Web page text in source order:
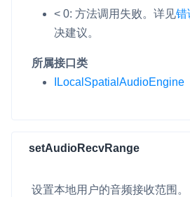
< 0: 方法调用失败。 详见错
决建议。
所属接口类
ILocalSpatialAudioEngine
setAudioRecvRange
设置本地用户的音频接收范围。